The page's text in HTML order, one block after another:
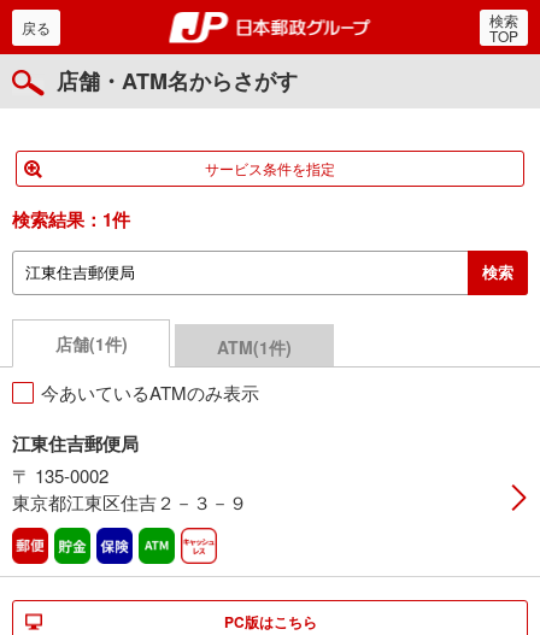
郵便局・日本郵政グルー
戻る 検索
TOP
店舗・ATM名からさがす
サービス条件を指定
検索結果： 1件
店舗(1件) ATM(1件)
今あいているATMのみ表示
江東住吉郵便局
〒 135-0002
東京都江東区住吉２－３－９
郵便 貯金 保険 ATM営業中
PC版はこちら